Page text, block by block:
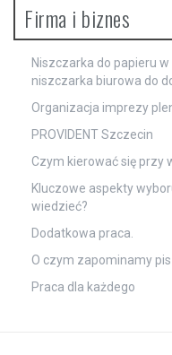
Firma i biznes
Niszczarka do papieru
niszczarka biurowa do
Organizacja imprezy
PROVIDENT Szczecin
Czym kierować się przy
Kluczowe aspekty
wiedzieć?
Dodatkowa praca.
O czym zapominamy
Praca dla każdego